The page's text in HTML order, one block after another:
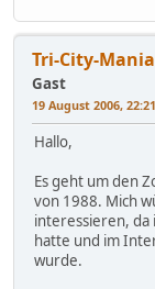
Tri-City-
Gast
19 August 2006,
Hallo,
Es geht um den
von 1988. Mich
interessieren, da
hatte und im
wurde.